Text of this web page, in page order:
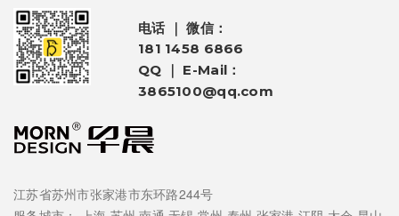
电话 ｜ 微信：
181 1458 6866
QQ ｜ E-Mail：
3865100@qq.com
江苏省苏州市张家港市东环路244号